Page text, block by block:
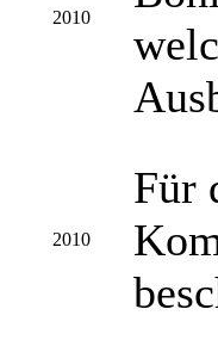
2010
2010
Für